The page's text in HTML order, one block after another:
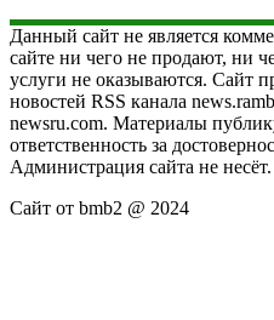
Данный сайт не является
сайте ни чего не продают, ни
услуги не оказываются. Сайт
новостей RSS канала
newsru.com. Материалы
ответственность за
Администрация сайта не несёт.
Сайт от bmb2 @ 2024